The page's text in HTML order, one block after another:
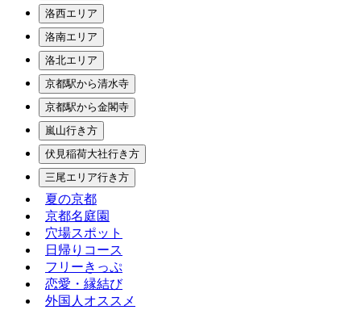
洛西エリア
洛南エリア
洛北エリア
京都駅から清水寺
京都駅から金閣寺
嵐山行き方
伏見稲荷大社行き方
三尾エリア行き方
夏の京都
京都名庭園
穴場スポット
日帰りコース
フリーきっぷ
恋愛・縁結び
外国人オススメ